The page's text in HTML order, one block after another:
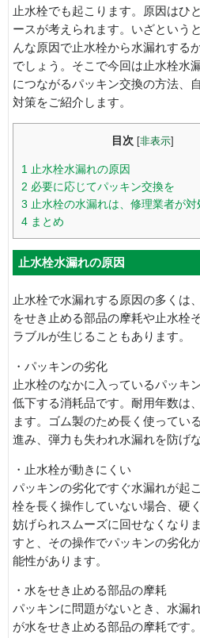
止水栓でも起こります。原因はひ
ースが考えられます。いざという
んな原因で止水栓から水漏れする
でしょう。そこで今回は止水栓水
につながるパッキン交換の方法、
対策をご紹介します。
目次 非表示]
1 止水栓水漏れの原因
2 必要に応じてパッキン交換を
3 止水栓の水漏れは、修理業者が対
4 まとめ
止水栓水漏れの原因
止水栓で水漏れする原因の多くは
をせき止める部品の摩耗や止水栓
ラブルが生じることもあります。
・パッキンの劣化
止水栓のなかに入っているパッキ
低下する消耗品です。耐用年数は
ます。ゴム製のため長く使ってい
進み、弾力も失われ水漏れを防げ
・止水栓が動きにくい
パッキンの劣化ですぐ水漏れが起
栓を長く操作していない場合、硬
妨げられスムーズに回せなくなり
すと、その操作でパッキンの劣化
能性があります。
・水をせき止める部品の摩耗
パッキンに問題がないとき、水漏
が水をせき止める部品の摩耗です